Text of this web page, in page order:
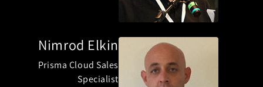
Nimrod Elkin
Prisma Cloud Sales
Specialist